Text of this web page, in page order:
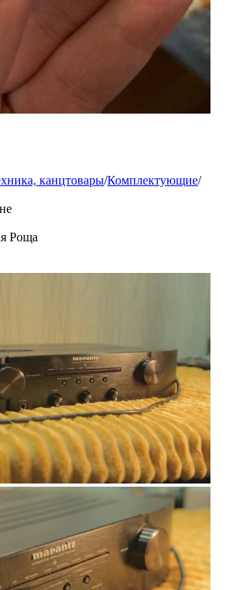
канцтовары/Комплектующие/
Роща